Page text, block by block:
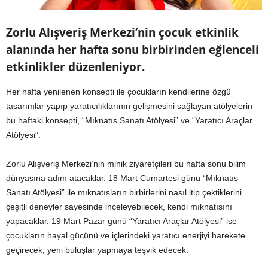
Zorlu Alışveriş Merkezi’nin çocuk etkinlik
alanında her hafta sonu birbirinden eğlenceli
etkinlikler düzenleniyor.
Her hafta yenilenen konsepti ile çocukların kendilerine özgü
tasarımlar yapıp yaratıcılıklarının gelişmesini sağlayan atölyelerin
bu haftaki konsepti, “Mıknatıs Sanatı Atölyesi” ve “Yaratıcı Araçlar
Atölyesi”.
Zorlu Alışveriş Merkezi’nin minik ziyaretçileri bu hafta sonu bilim
dünyasına adım atacaklar. 18 Mart Cumartesi günü “Mıknatıs
Sanatı Atölyesi” ile mıknatısların birbirlerini nasıl itip çektiklerini
çeşitli deneyler sayesinde inceleyebilecek, kendi mıknatısını
yapacaklar. 19 Mart Pazar günü “Yaratıcı Araçlar Atölyesi” ise
çocukların hayal gücünü ve içlerindeki yaratıcı enerjiyi harekete
geçirecek, yeni buluşlar yapmaya teşvik edecek.